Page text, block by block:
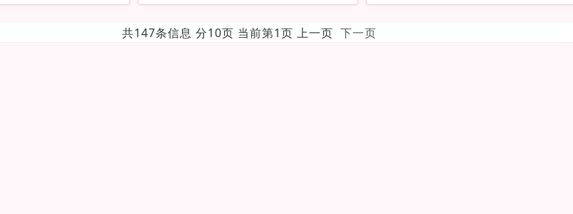
共147条信息 分10页 当前第1页 上一页 下一页